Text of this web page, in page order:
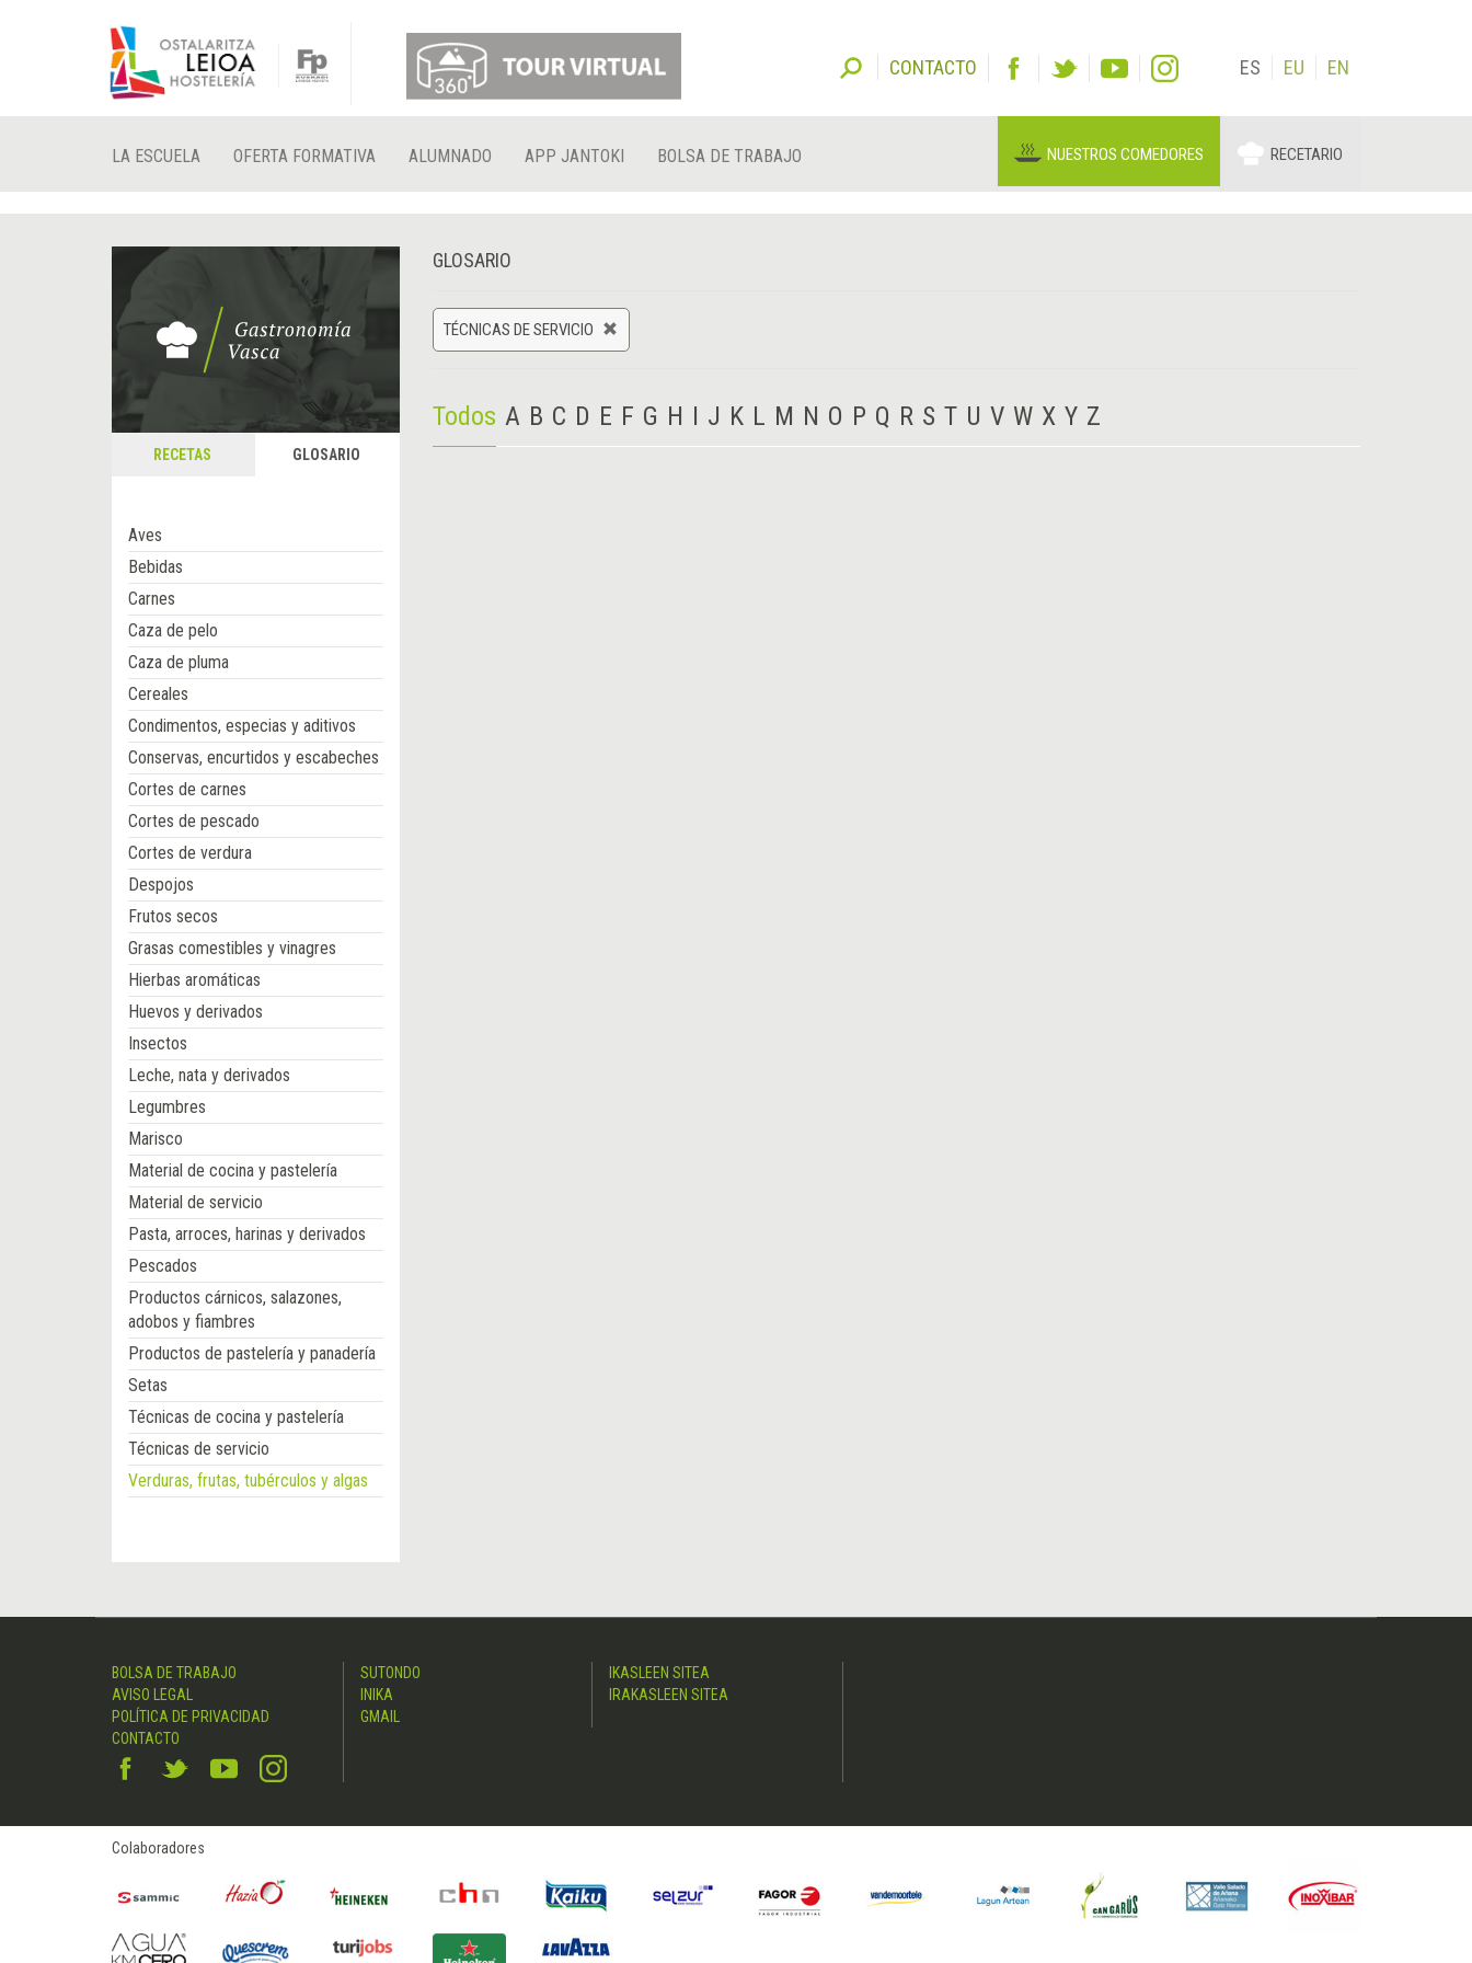
CONTACTO ES EU EN
LA ESCUELA OFERTA FORMATIVA ALUMNADO APP JANTOKI BOLSA DE TRABAJO NUESTROS COMEDORES RECETARIO
RECETAS GLOSARIO
Aves
Bebidas
Carnes
Caza de pelo
Caza de pluma
Cereales
Condimentos, especias y aditivos
Conservas, encurtidos y escabeches
Cortes de carnes
Cortes de pescado
Cortes de verdura
Despojos
Frutos secos
Grasas comestibles y vinagres
Hierbas aromáticas
Huevos y derivados
Insectos
Leche, nata y derivados
Legumbres
Marisco
Material de cocina y pastelería
Material de servicio
Pasta, arroces, harinas y derivados
Pescados
Productos cárnicos, salazones,
adobos y fiambres
Productos de pastelería y panadería
Setas
Técnicas de cocina y pastelería
Técnicas de servicio
Verduras, frutas, tubérculos y algas
GLOSARIO
TÉCNICAS DE SERVICIO
Todos A B C D E F G H I J K L M N O P Q R S T U V W X Y Z
BOLSA DE TRABAJO
AVISO LEGAL
POLÍTICA DE PRIVACIDAD
CONTACTO
SUTONDO
INIKA
GMAIL
IKASLEEN SITEA
IRAKASLEEN SITEA
Colaboradores